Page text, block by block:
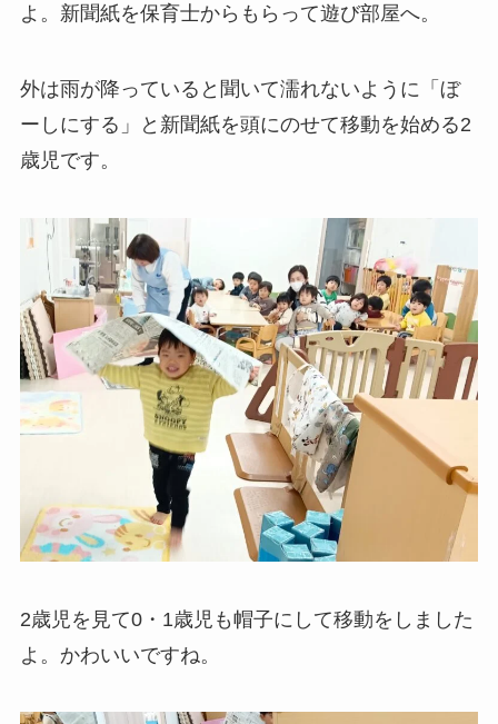
よ。新聞紙を保育士からもらって遊び部屋へ。
外は雨が降っていると聞いて濡れないように「ぼ
ーしにする」と新聞紙を頭にのせて移動を始める2
歳児です。
2歳児を見て0・1歳児も帽子にして移動をしました
よ。かわいいですね。